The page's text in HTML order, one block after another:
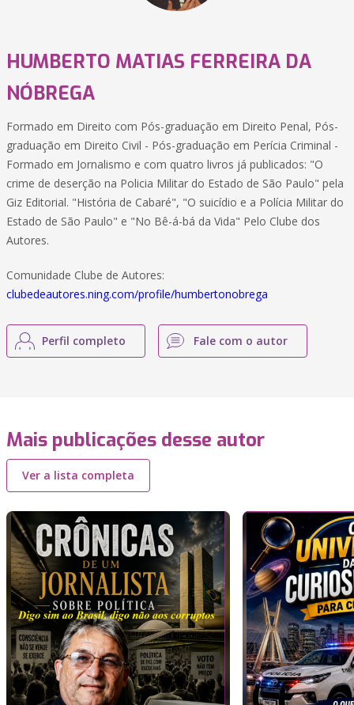
HUMBERTO MATIAS FERREIRA DA
NÓBREGA
Formado em Direito com Pós-graduação em Direito Penal, Pós-
graduação em Direito Civil - Pós-graduação em Perícia Criminal -
Formado em Jornalismo e com quatro livros já publicados: "O
crime de deserção na Policia Militar do Estado de São Paulo" pela
Giz Editorial. "História de Cabaré", "O suicídio e a Polícia Militar do
Estado de São Paulo" e "No Bê-á-bá da Vida" Pelo Clube dos
Autores.
Comunidade Clube de Autores:
clubedeautores.ning.com/profile/humbertonobrega
Perfil completo Fale com o autor
Mais publicações desse autor
Ver a lista completa